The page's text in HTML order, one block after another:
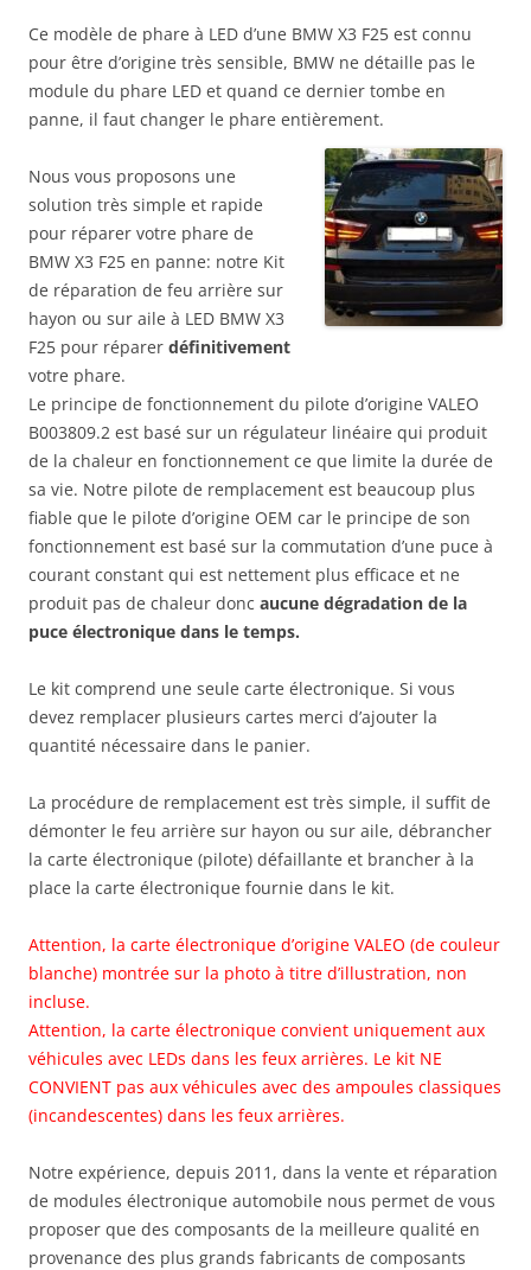
Ce modèle de phare à LED d’une BMW X3 F25 est connu
pour être d’origine très sensible, BMW ne détaille pas le
module du phare LED et quand ce dernier tombe en
panne, il faut changer le phare entièrement.
Nous vous proposons une
solution très simple et rapide
pour réparer votre phare de
BMW X3 F25 en panne: notre Kit
de réparation de feu arrière sur
hayon ou sur aile à LED BMW X3
F25 pour réparer définitivement
votre phare.
Le principe de fonctionnement du pilote d’origine VALEO
B003809.2 est basé sur un régulateur linéaire qui produit
de la chaleur en fonctionnement ce que limite la durée de
sa vie. Notre pilote de remplacement est beaucoup plus
fiable que le pilote d’origine OEM car le principe de son
fonctionnement est basé sur la commutation d’une puce à
courant constant qui est nettement plus efficace et ne
produit pas de chaleur donc aucune dégradation de la
puce électronique dans le temps.
Le kit comprend une seule carte électronique. Si vous
devez remplacer plusieurs cartes merci d’ajouter la
quantité nécessaire dans le panier.
La procédure de remplacement est très simple, il suffit de
démonter le feu arrière sur hayon ou sur aile, débrancher
la carte électronique (pilote) défaillante et brancher à la
place la carte électronique fournie dans le kit.
Attention, la carte électronique d’origine VALEO (de couleur
blanche) montrée sur la photo à titre d’illustration, non
incluse.
Attention, la carte électronique convient uniquement aux
véhicules avec LEDs dans les feux arrières. Le kit NE
CONVIENT pas aux véhicules avec des ampoules classiques
(incandescentes) dans les feux arrières.
Notre expérience, depuis 2011, dans la vente et réparation
de modules électronique automobile nous permet de vous
proposer que des composants de la meilleure qualité en
provenance des plus grands fabricants de composants